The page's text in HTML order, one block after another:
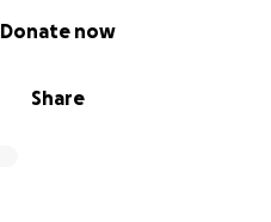
Share
Donate now